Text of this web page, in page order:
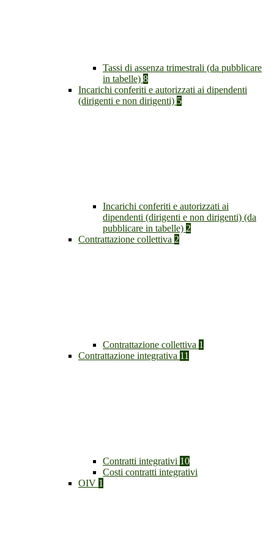
Tassi di assenza trimestrali (da pubblicare
in tabelle) 8
Incarichi conferiti e autorizzati ai dipendenti
(dirigenti e non dirigenti) 5
Incarichi conferiti e autorizzati ai
dipendenti (dirigenti e non dirigenti) (da
pubblicare in tabelle) 2
Contrattazione collettiva 2
Contrattazione collettiva 1
Contrattazione integrativa 11
Contratti integrativi 10
Costi contratti integrativi
OIV 1